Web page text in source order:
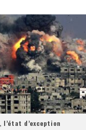
d’exception